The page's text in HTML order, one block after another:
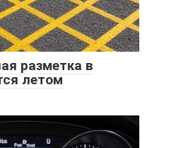
разметка в
летом